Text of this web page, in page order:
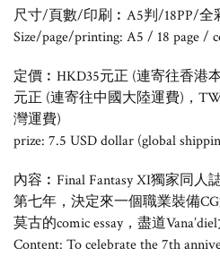
尺寸/頁數/印刷︰A5判/18PP/全
Size/page/printing: A5 / 18 page /
定價︰HKD35元正 (連寄往香港
元正 (連寄往中國大陸運費)，
灣運費)
prize: 7.5 USD dollar (global
內容︰Final Fantasy XI獨家同人
第七年，決定來一個職業裝備
莫古的comic essay，盡道
Content: To celebrate the 7th